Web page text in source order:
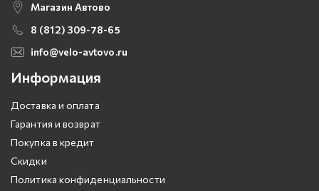
Магазин Автово
8 (812) 309-78-65
info@velo-avtovo.ru
Информация
Доставка и оплата
Гарантия и возврат
Покупка в кредит
Скидки
Политика конфиденциальности